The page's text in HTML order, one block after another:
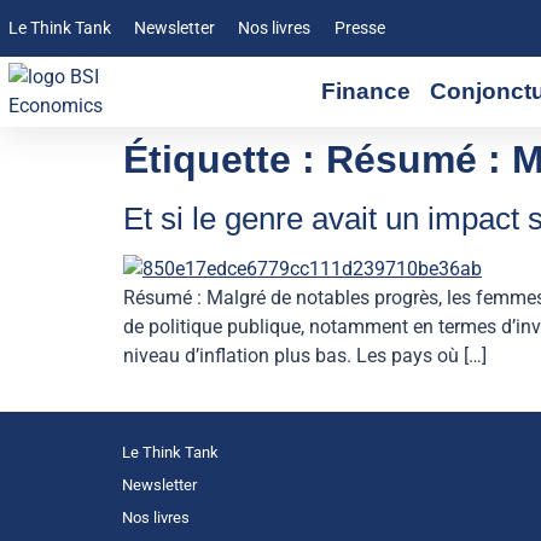
Le Think Tank Newsletter Nos livres Presse
Finance
Étiquette : Résumé :
Et si le genre avait un impact
Résumé : Malgré de notables progrès, les
de politique publique, notamment en termes
niveau d’inflation plus bas. Les pays où […]
Le Think Tank
Newsletter
Nos livres